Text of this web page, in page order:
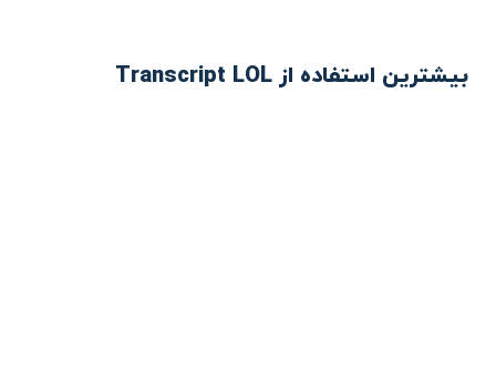
بیشترین استفاده از Transcript LOL